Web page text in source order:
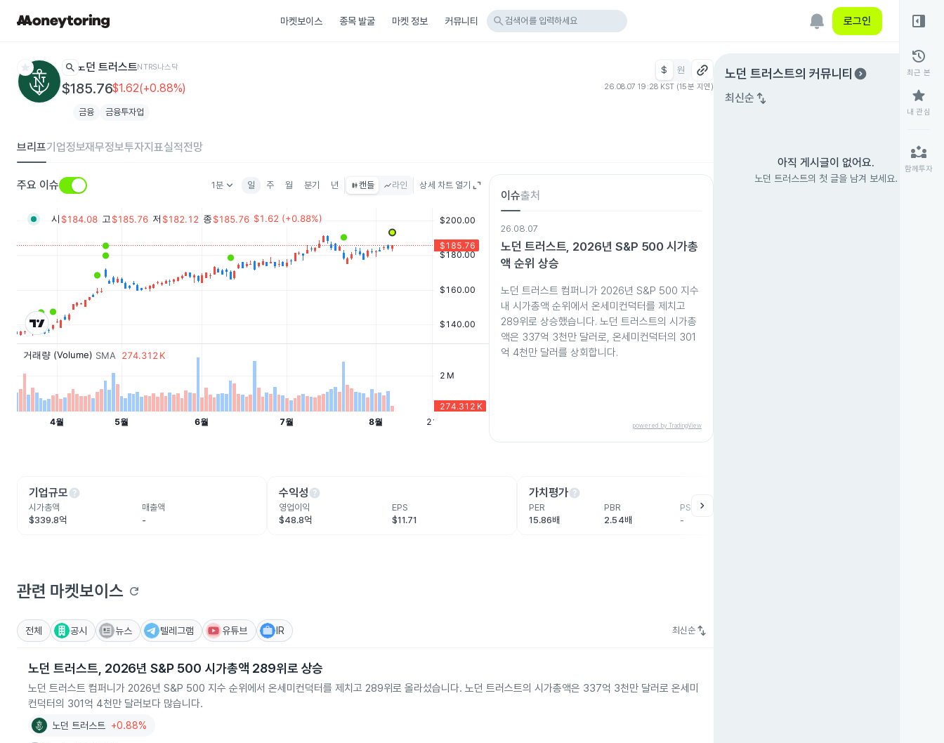
마켓보이스 종목 발굴 마켓 정보 커뮤니티 search 검색어를 입력하세요 로그인
star search 노던 트러스트NTRS나스닥
$185.76$1.62(+0.88%)
$ 원
26.08.07 19:28 KST (15분 지연)
금융 금융투자업
브리프기업정보재무정보투자지표실적전망
주요 이슈 1분keyboard_arrow_down 일 주 월 분기 년 캔들 라인 상세 차트 열기
이슈출처
26.08.07
노던 트러스트, 2026년 S&P 500 시가총
액 순위 상승
노던 트러스트 컴퍼니가 2026년 S&P 500 지수
내 시가총액 순위에서 온세미컨덕터를 제치고
289위로 상승했습니다. 노던 트러스트의 시가총
액은 337억 3천만 달러로, 온세미컨덕터의 301
억 4천만 달러를 상회합니다.
powered by TradingView
기업규모help
시가총액
$339.8억
매출액
-
수익성help
영업이익
$48.8억
EPS
$11.71
가치평가help
PER
15.86배
PBR
2.54배
PSR
-
chevron_right
관련 마켓보이스 refresh
전체 공시 뉴스 텔레그램 유튜브 IR 최신순 swap_vert
노던 트러스트, 2026년 S&P 500 시가총액 289위로 상승
노던 트러스트 컴퍼니가 2026년 S&P 500 지수 순위에서 온세미컨덕터를 제치고 289위로 올라섰습니다. 노던 트러스트의 시가총액은 337억 3천만 달러로 온세미
컨덕터의 301억 4천만 달러보다 많습니다.
노던 트러스트 +0.88%
노던 트러스트의 커뮤니티 expand_circle_right
최신순 swap_vert
아직 게시글이 없어요.
노던 트러스트의 첫 글을 남겨 보세요.
right_panel_open
history
최근 본
star
내 관심
partner_exchange
함께투자